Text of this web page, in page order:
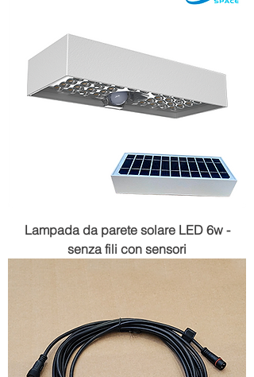
Lampada da parete solare LED 6w -
senza fili con sensori